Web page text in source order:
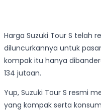
Harga Suzuki Tour S telah
diluncurkannya untuk
kompak itu hanya
134 jutaan.
Yup, Suzuki Tour S resmi
yang kompak serta